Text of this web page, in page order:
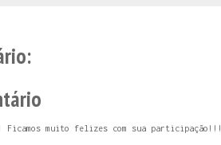
Ficamos muito felizes com sua participação!!!